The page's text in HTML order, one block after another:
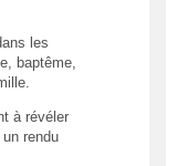
les
baptême,
à révéler
rendu